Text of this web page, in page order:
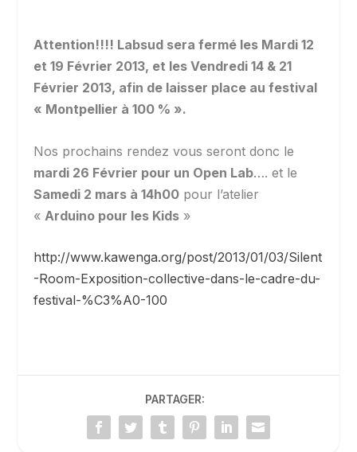
Attention!!!! Labsud sera fermé les Mardi 12
et 19 Février 2013, et les Vendredi 14 & 21
Février 2013, afin de laisser place au festival
« Montpellier à 100 % ».
Nos prochains rendez vous seront donc le
mardi 26 Février pour un Open Lab…. et le
Samedi 2 mars à 14h00 pour l’atelier
« Arduino pour les Kids »
http://www.kawenga.org/post/2013/01/03/Silent
-Room-Exposition-collective-dans-le-cadre-du-
festival-%C3%A0-100
PARTAGER: